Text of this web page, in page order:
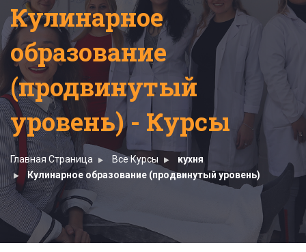
Кулинарное
образование
(продвинутый
уровень) - Курсы
Главная Страница Все Курсы
кухня
Кулинарное образование (продвинутый уровень)